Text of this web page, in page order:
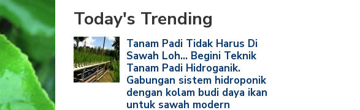
Today's Trending